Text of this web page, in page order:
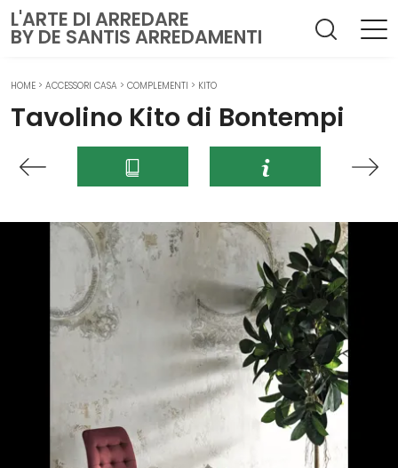
L'ARTE DI ARREDARE
BY DE SANTIS ARREDAMENTI
HOME > ACCESSORI CASA > COMPLEMENTI > KITO
Tavolino Kito di Bontempi